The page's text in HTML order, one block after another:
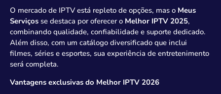
O mercado de IPTV está repleto de opções, mas o Meus
Serviços se destaca por oferecer o Melhor IPTV 2025,
combinando qualidade, confiabilidade e suporte dedicado.
Além disso, com um catálogo diversificado que inclui
filmes, séries e esportes, sua experiência de entretenimento
será completa.
Vantagens exclusivas do Melhor IPTV 2026